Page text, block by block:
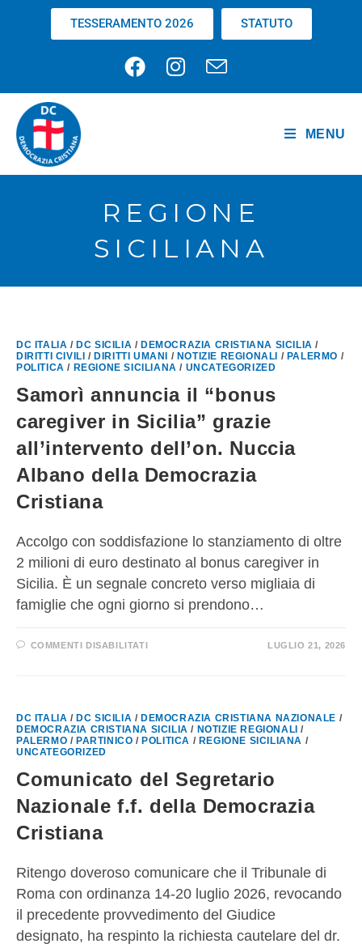
TESSERAMENTO 2026 STATUTO
MENU
REGIONE
SICILIANA
DC ITALIA / DC SICILIA / DEMOCRAZIA CRISTIANA SICILIA /
DIRITTI CIVILI / DIRITTI UMANI / NOTIZIE REGIONALI / PALERMO /
POLITICA / REGIONE SICILIANA / UNCATEGORIZED
Samorì annuncia il “bonus
caregiver in Sicilia” grazie
all’intervento dell’on. Nuccia
Albano della Democrazia
Cristiana
Accolgo con soddisfazione lo stanziamento di oltre
2 milioni di euro destinato al bonus caregiver in
Sicilia. È un segnale concreto verso migliaia di
famiglie che ogni giorno si prendono…
COMMENTI DISABILITATI LUGLIO 21, 2026
DC ITALIA / DC SICILIA / DEMOCRAZIA CRISTIANA NAZIONALE /
DEMOCRAZIA CRISTIANA SICILIA / NOTIZIE REGIONALI /
PALERMO / PARTINICO / POLITICA / REGIONE SICILIANA /
UNCATEGORIZED
Comunicato del Segretario
Nazionale f.f. della Democrazia
Cristiana
Ritengo doveroso comunicare che il Tribunale di
Roma con ordinanza 14-20 luglio 2026, revocando
il precedente provvedimento del Giudice
designato, ha respinto la richiesta cautelare del dr.